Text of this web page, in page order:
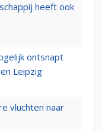
heeft ook
ontsnapt
Leipzig
vluchten naar